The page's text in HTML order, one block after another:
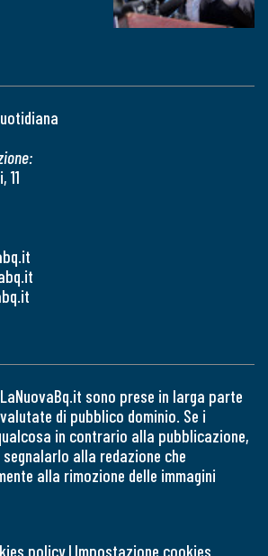
11
sono prese in larga parte
di pubblico dominio. Se i
in contrario alla pubblicazione,
alla redazione che
alla rimozione delle immagini
policy| Impostazione cookies